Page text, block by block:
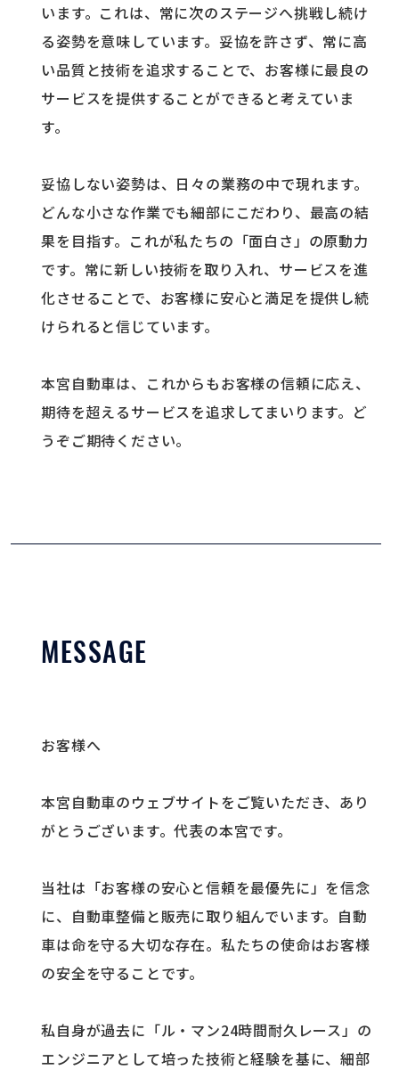
います。これは、常に次のステージへ挑戦し続け
る姿勢を意味しています。妥協を許さず、常に高
い品質と技術を追求することで、お客様に最良の
サービスを提供することができると考えていま
す。
妥協しない姿勢は、日々の業務の中で現れます。
どんな小さな作業でも細部にこだわり、最高の結
果を目指す。これが私たちの「面白さ」の原動力
です。常に新しい技術を取り入れ、サービスを進
化させることで、お客様に安心と満足を提供し続
けられると信じています。
本宮自動車は、これからもお客様の信頼に応え、
期待を超えるサービスを追求してまいります。ど
うぞご期待ください。
MESSAGE
お客様へ
本宮自動車のウェブサイトをご覧いただき、あり
がとうございます。代表の本宮です。
当社は「お客様の安心と信頼を最優先に」を信念
に、自動車整備と販売に取り組んでいます。自動
車は命を守る大切な存在。私たちの使命はお客様
の安全を守ることです。
私自身が過去に「ル・マン24時間耐久レース」の
エンジニアとして培った技術と経験を基に、細部